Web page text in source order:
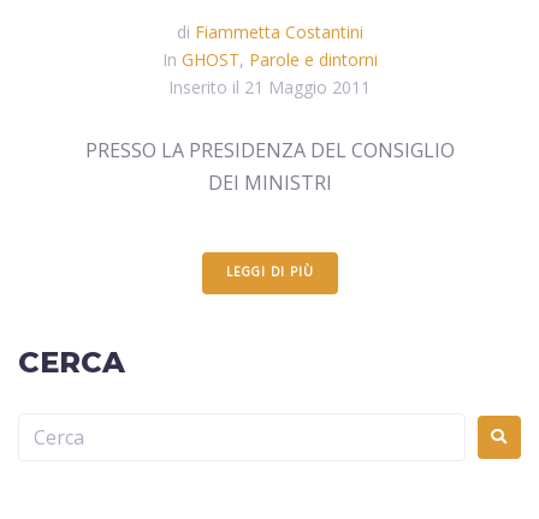
di Fiammetta Costantini
In GHOST, Parole e dintorni
Inserito il 21 Maggio 2011
PRESSO LA PRESIDENZA DEL CONSIGLIO
DEI MINISTRI
LEGGI DI PIÙ
CERCA